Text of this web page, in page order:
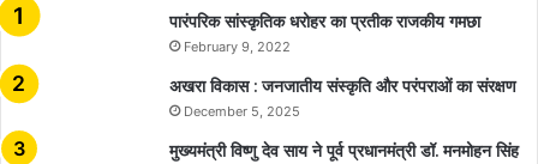
​​​​​​​पारंपरिक सांस्कृतिक धरोहर का प्रतीक राजकीय गमछा
February 9, 2022
अखरा विकास : जनजातीय संस्कृति और परंपराओं का संरक्षण
December 5, 2025
मुख्यमंत्री विष्णु देव साय ने पूर्व प्रधानमंत्री डॉ. मनमोहन सिंह